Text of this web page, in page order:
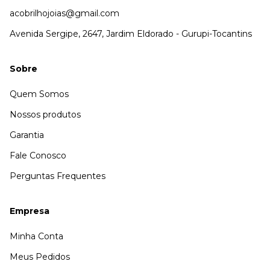
acobrilhojoias@gmail.com
Avenida Sergipe, 2647, Jardim Eldorado - Gurupi-Tocantins
Sobre
Quem Somos
Nossos produtos
Garantia
Fale Conosco
Perguntas Frequentes
Empresa
Minha Conta
Meus Pedidos